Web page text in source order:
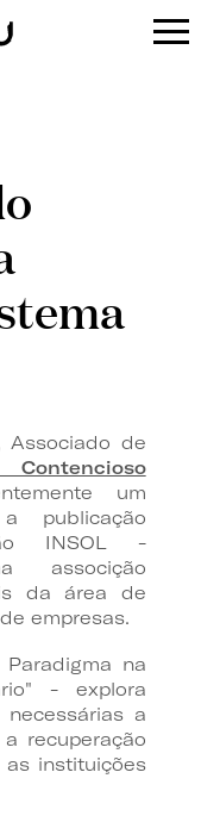
Associado de
um
publicação
INSOL -
associção
da área de
empresas.
na
- explora
a
recuperação
instituições